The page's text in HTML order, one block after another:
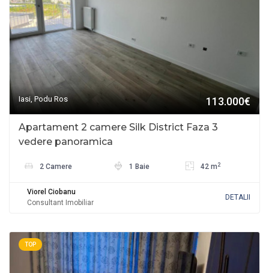
Iasi, Podu Ros 113.000€
Apartament 2 camere Silk District Faza 3
vedere panoramica
2 Camere 1 Baie 42 m 2
Viorel Ciobanu
Consultant Imobiliar
DETALII
TOP